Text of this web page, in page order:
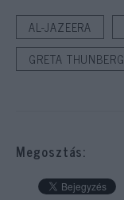
AL-JAZEERA
GRETA THUNBERG
Megosztás: